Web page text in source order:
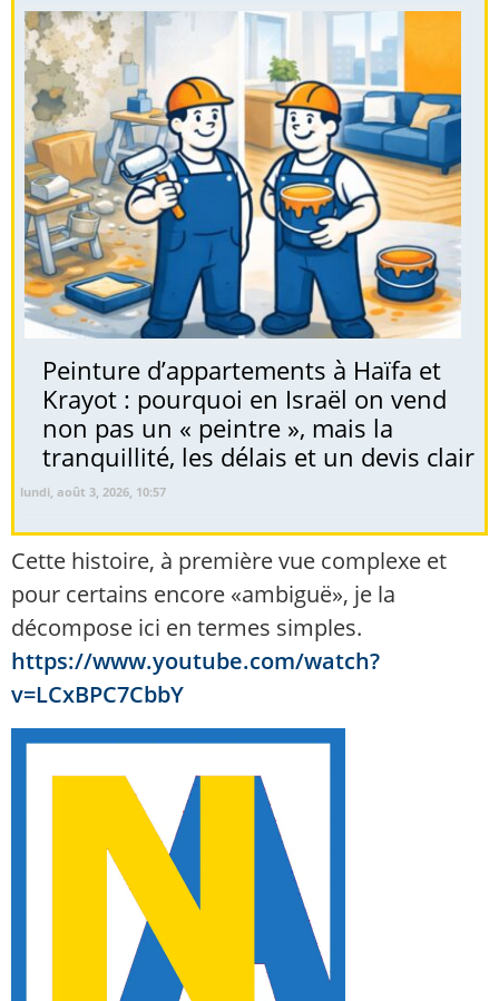
Peinture d’appartements à Haïfa et
Krayot : pourquoi en Israël on vend
non pas un « peintre », mais la
tranquillité, les délais et un devis clair
lundi, août 3, 2026, 10:57
Cette histoire, à première vue complexe et
pour certains encore «ambiguë», je la
décompose ici en termes simples.
https://www.youtube.com/watch?
v=LCxBPC7CbbY